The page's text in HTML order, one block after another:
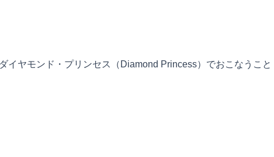
ヤモンド・プリンセス（Diamond Princess）でおこなうこと